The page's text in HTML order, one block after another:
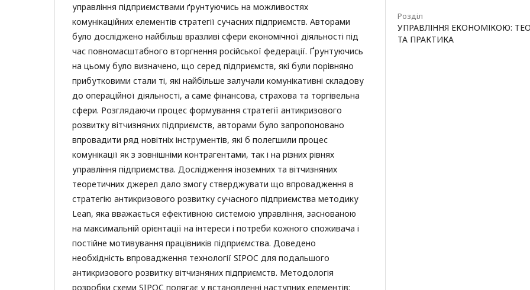
управління підприємствами ґрунтуючись на можливостях
комунікаційних елементів стратегії сучасних підприємств. Авторами
було досліджено найбільш вразливі сфери економічної діяльності під
час повномасштабного вторгнення російської федерації. Ґрунтуючись
на цьому було визначено, що серед підприємств, які були порівняно
прибутковими стали ті, які найбільше залучали комунікативні складову
до операційної діяльності, а саме фінансова, страхова та торгівельна
сфери. Розглядаючи процес формування стратегії антикризового
розвитку вітчизняних підприємств, авторами було запропоновано
впровадити ряд новітніх інструментів, які б полегшили процес
комунікації як з зовнішніми контрагентами, так і на різних рівнях
управління підприємства. Дослідження іноземних та вітчизняних
теоретичних джерел дало змогу стверджувати що впровадження в
стратегію антикризового розвитку сучасного підприємства методику
Lean, яка вважається ефективною системою управління, заснованою
на максимальній орієнтації на інтереси і потреби кожного споживача і
постійне мотивування працівників підприємства. Доведено
необхідність впровадження технології SIPOC для подальшого
антикризового розвитку вітчизняних підприємств. Методологія
розробки схеми SIPOC полягає у встановленні наступних елементів:
Розділ
УПРАВЛІННЯ ЕКОНОМІКОЮ:
ТА ПРАКТИКА